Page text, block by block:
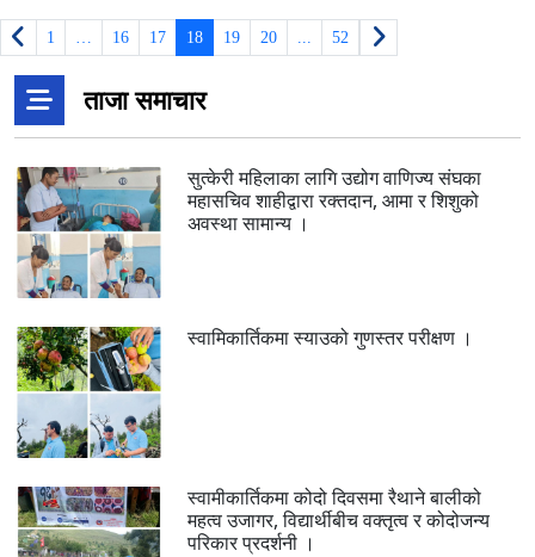
1 16 17 18 19 20 52
ताजा समाचार
सुत्केरी महिलाका लागि उद्योग वाणिज्य संघका
महासचिव शाहीद्वारा रक्तदान, आमा र शिशुको
अवस्था सामान्य ।
स्वामिकार्तिकमा स्याउको गुणस्तर परीक्षण ।
स्वामीकार्तिकमा कोदो दिवसमा रैथाने बालीको
महत्व उजागर, विद्यार्थीबीच वक्तृत्व र कोदोजन्य
परिकार प्रदर्शनी ।